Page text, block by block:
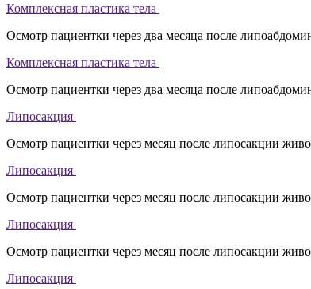
Комплексная пластика тела
Осмотр пациентки через два месяца после
Комплексная пластика тела
Осмотр пациентки через два месяца после
Липосакция
Осмотр пациентки через месяц после липосакции
Липосакция
Осмотр пациентки через месяц после липосакции
Липосакция
Осмотр пациентки через месяц после липосакции
Липосакция